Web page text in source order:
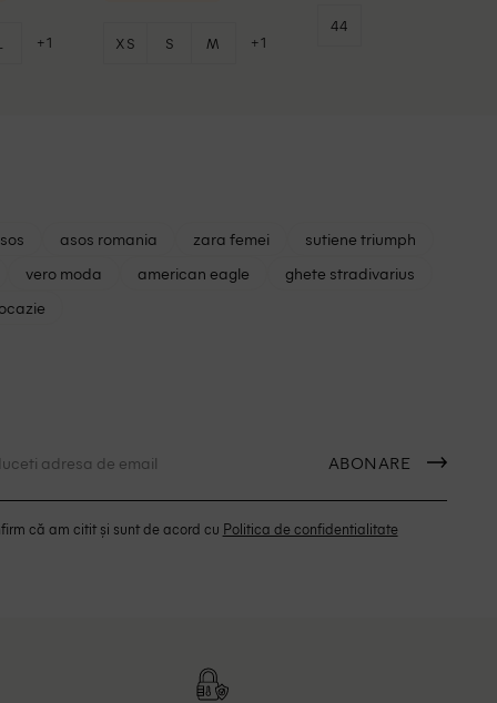
+1 XS S M +1
44
asos romania zara femei
sutiene triumph
vero moda american eagle
ghete stradivarius
ABONARE
că am citit și sunt de acord cu Politica de confidentialitate